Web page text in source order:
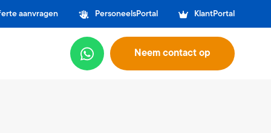
aanvragen PersoneelsPortal KlantPortal
Neem contact op